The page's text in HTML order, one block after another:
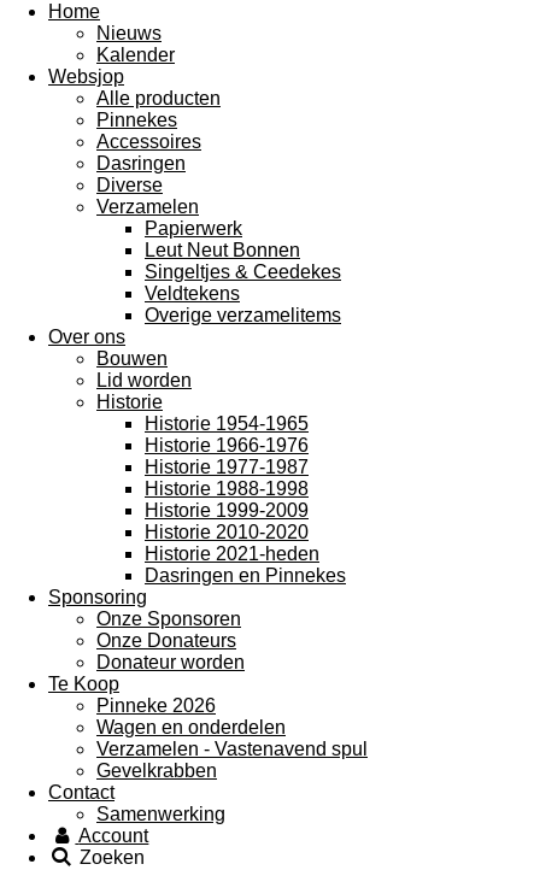
Home
Nieuws
Kalender
Websjop
Alle producten
Pinnekes
Accessoires
Dasringen
Diverse
Verzamelen
Papierwerk
Leut Neut Bonnen
Singeltjes & Ceedekes
Veldtekens
Overige verzamelitems
Over ons
Bouwen
Lid worden
Historie
Historie 1954-1965
Historie 1966-1976
Historie 1977-1987
Historie 1988-1998
Historie 1999-2009
Historie 2010-2020
Historie 2021-heden
Dasringen en Pinnekes
Sponsoring
Onze Sponsoren
Onze Donateurs
Donateur worden
Te Koop
Pinneke 2026
Wagen en onderdelen
Verzamelen - Vastenavend spul
Gevelkrabben
Contact
Samenwerking
Account
Zoeken